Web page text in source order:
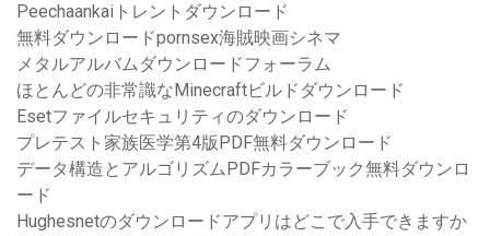
Peechaankaiトレントダウンロード
無料ダウンロードpornsex海賊映画シネマ
メタルアルバムダウンロードフォーラム
ほとんどの非常識なMinecraftビルドダウンロード
Esetファイルセキュリティのダウンロード
プレテスト家族医学第4版PDF無料ダウンロード
データ構造とアルゴリズムPDFカラーブック無料ダウンロ
ード
Hughesnetのダウンロードアプリはどこで入手できますか